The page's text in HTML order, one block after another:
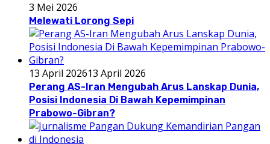
3 Mei 2026
Melewati Lorong Sepi
13 April 202613 April 2026
Perang AS-Iran Mengubah Arus Lanskap Dunia,
Posisi Indonesia Di Bawah Kepemimpinan
Prabowo-Gibran?